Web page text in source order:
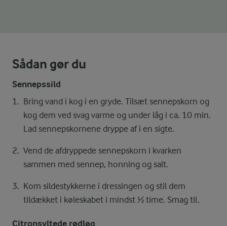
Sådan gør du
Sennepssild
Bring vand i kog i en gryde. Tilsæt sennepskorn og
kog dem ved svag varme og under låg i ca. 10 min.
Lad sennepskornene dryppe af i en sigte.
Vend de afdryppede sennepskorn i kvarken
sammen med sennep, honning og salt.
Kom sildestykkerne i dressingen og stil dem
tildækket i køleskabet i mindst ½ time. Smag til.
Citronsyltede rødløg